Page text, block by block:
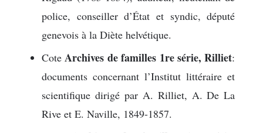
police, conseiller d’État et syndic, député
genevois à la Diète helvétique.
CoteArchives de familles 1re série, Rilliet:
documents concernant l’Institut littéraire et
scientifique dirigé par A. Rilliet, A. De La
Rive et E. Naville, 1849-1857.